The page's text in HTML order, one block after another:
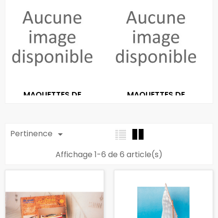
MAQUETTES DE
MAQUETTES DE
Pertinence 
Affichage 1-6 de 6 article(s)